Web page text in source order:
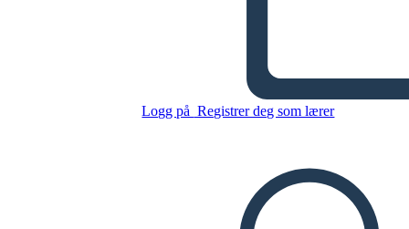
Logg på Registrer deg som lærer
Untitled Storyboard
LAGE ET STORYBOARD
SPILLE AV LYSBILDEFREMVISNING